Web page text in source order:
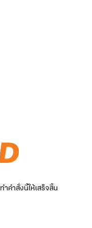
คำสั่งนี้ให้เสร็จสิ้น